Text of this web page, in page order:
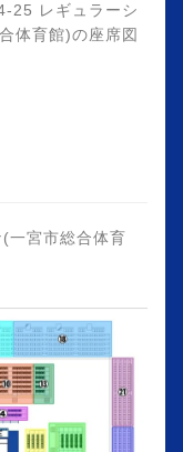
25 レギュラーシ
体育館)の座席図
一宮市総合体育